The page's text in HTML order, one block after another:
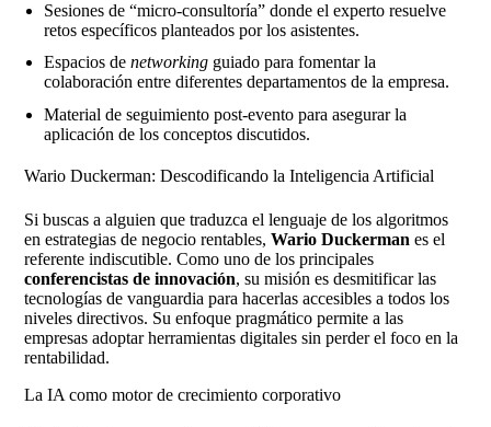
Sesiones de “micro-consultoría” donde el experto resuelve
retos específicos planteados por los asistentes.
Espacios de networking guiado para fomentar la
colaboración entre diferentes departamentos de la empresa.
Material de seguimiento post-evento para asegurar la
aplicación de los conceptos discutidos.
Wario Duckerman: Descodificando la Inteligencia Artificial
Si buscas a alguien que traduzca el lenguaje de los algoritmos
en estrategias de negocio rentables,Wario Duckerman es el
referente indiscutible. Como uno de los principales
conferencistas de innovación, su misión es desmitificar las
tecnologías de vanguardia para hacerlas accesibles a todos los
niveles directivos. Su enfoque pragmático permite a las
empresas adoptar herramientas digitales sin perder el foco en la
rentabilidad.
La IA como motor de crecimiento corporativo